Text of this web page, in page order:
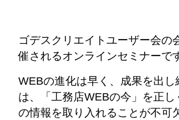
ゴデスクリエイトユーザー会の
催されるオンラインセミナーで
WEBの進化は早く、成果を出し
は、「工務店WEBの今」を正
の情報を取り入れることが不可